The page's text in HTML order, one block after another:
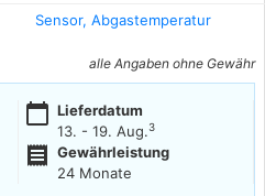
Sensor, Abgastemperatur
alle Angaben ohne Gewähr
calendar_today Lieferdatum
13. - 19. Aug.3
receipt
Gewährleistung
24 Monate